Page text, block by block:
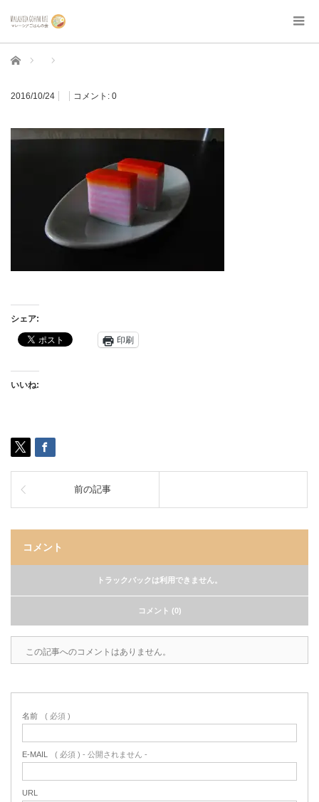
ホーム
2016/10/24 コメント: 0
シェア:
印刷
いいね:
前の記事
コメント
トラックバックは利用できません。
コメント (0)
この記事へのコメントはありません。
名前 ( 必須 )
E-MAIL ( 必須 ) - 公開されません -
URL